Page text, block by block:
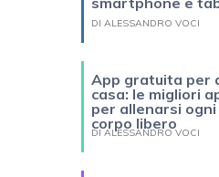
DI ALESSANDRO VOCI
App gratuita per
casa: le migliori
per allenarsi
corpo libero
DI ALESSANDRO VOCI